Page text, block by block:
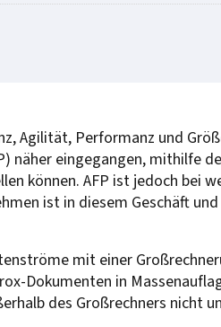
Agilität, Performanz und
näher eingegangen, mithilfe
können. AFP ist jedoch
ist in diesem Geschäft
mit einer
Dokumenten in
des Großrechners nicht